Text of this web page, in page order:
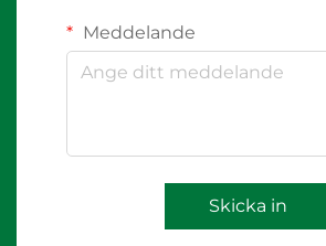
Meddelande
Skicka in